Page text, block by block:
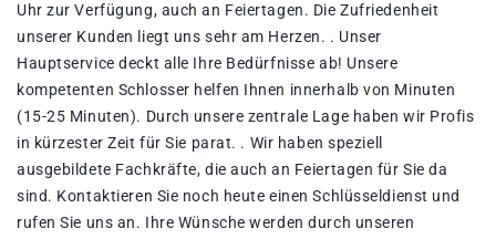
Uhr zur Verfügung, auch an Feiertagen. Die Zufriedenheit
unserer Kunden liegt uns sehr am Herzen. . Unser
Hauptservice deckt alle Ihre Bedürfnisse ab! Unsere
kompetenten Schlosser helfen Ihnen innerhalb von Minuten
(15-25 Minuten). Durch unsere zentrale Lage haben wir Profis
in kürzester Zeit für Sie parat. . Wir haben speziell
ausgebildete Fachkräfte, die auch an Feiertagen für Sie da
sind. Kontaktieren Sie noch heute einen Schlüsseldienst und
rufen Sie uns an. Ihre Wünsche werden durch unseren